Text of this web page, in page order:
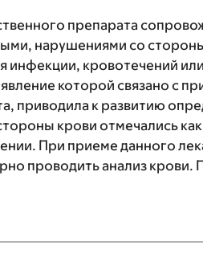
препарата
нарушениями со
инфекции, кровотечений
которой связано с
приводила к развитию
крови отмечались
При приеме данного
проводить анализ крови.